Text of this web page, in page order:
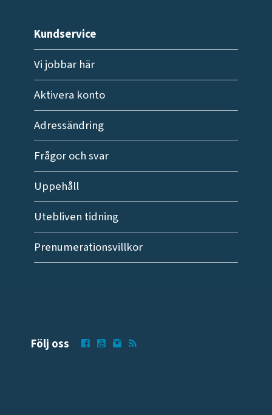
Kundservice
Vi jobbar här
Aktivera konto
Adressändring
Frågor och svar
Uppehåll
Utebliven tidning
Prenumerationsvillkor
Följ oss